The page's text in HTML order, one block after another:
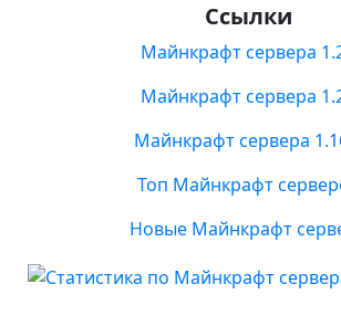
Ссылки
Майнкрафт сервера
Майнкрафт сервера
Майнкрафт сервера
Топ Майнкрафт
Новые Майнкрафт